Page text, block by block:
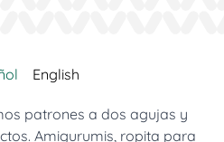
English
patrones a dos agujas y
Amigurumis, ropita para